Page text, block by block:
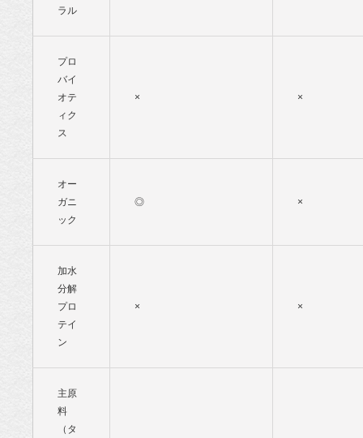
ラル
プロ
バイ
オテ
ィク
ス
× ×
オー
ガニ
ック
◎ ×
加水
分解
プロ
テイ
ン
× ×
主原
料
（タ